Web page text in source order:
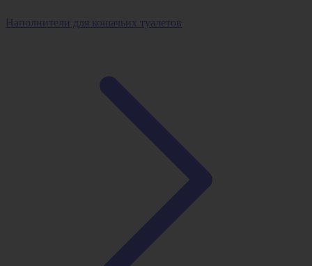
Наполнители для кошачьих туалетов